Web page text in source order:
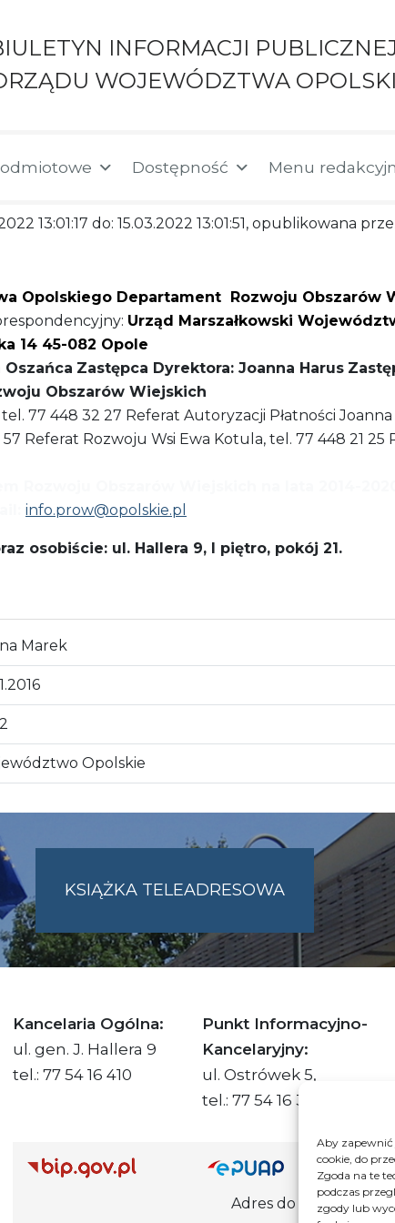
Aby zapewnić
cookie, do
Zgoda na te
podczas
zgody lub
INFORMACJI PUBLICZNEJ
WOJEWÓDZTWA
Dostępność Menu
13:01:17 do: 15.03.2022 13:01:51, opublikowana
Opolskiego Departament Rozwoju Obszarów
Urząd Marszałkowski
14 45-082 Opole
Zastępca Dyrektora: Joanna Harus
Obszarów Wiejskich
77 448 32 27 Referat Autoryzacji Płatności
Referat Rozwoju Wsi Ewa Kotula, tel. 77 448 21
info.prow@opolskie.pl
osobiście: ul. Hallera 9, I piętro, pokój 21.
Marek
Opolskie
KSIĄŻKA TELEADRESOWA
Kancelaria Ogólna:
ul. gen. J. Hallera 9
tel.: 77 54 16 410
Punkt Informacyjno-
Kancelaryjny:
ul. Ostrówek 5,
tel.: 77 54 16 332
Adres
Adres do e-Doręczeń Urzędu: